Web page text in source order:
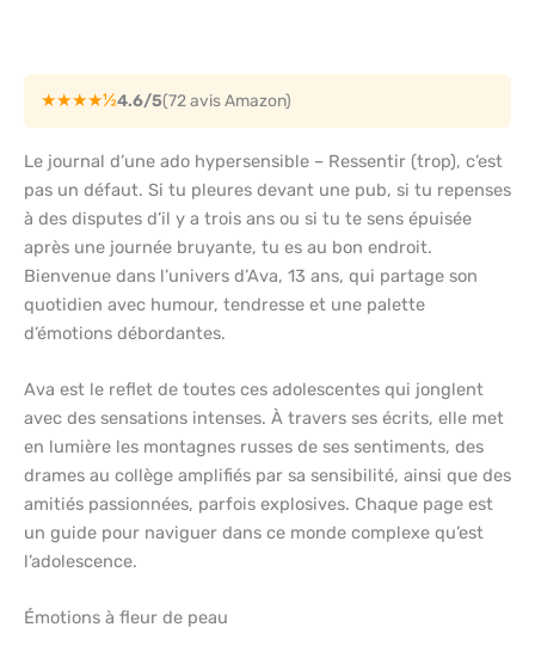
★★★★½4.6/5(72 avis Amazon)
Le journal d’une ado hypersensible – Ressentir (trop), c’est
pas un défaut. Si tu pleures devant une pub, si tu repenses
à des disputes d’il y a trois ans ou si tu te sens épuisée
après une journée bruyante, tu es au bon endroit.
Bienvenue dans l’univers d’Ava, 13 ans, qui partage son
quotidien avec humour, tendresse et une palette
d’émotions débordantes.
Ava est le reflet de toutes ces adolescentes qui jonglent
avec des sensations intenses. À travers ses écrits, elle met
en lumière les montagnes russes de ses sentiments, des
drames au collège amplifiés par sa sensibilité, ainsi que des
amitiés passionnées, parfois explosives. Chaque page est
un guide pour naviguer dans ce monde complexe qu’est
l’adolescence.
Émotions à fleur de peau